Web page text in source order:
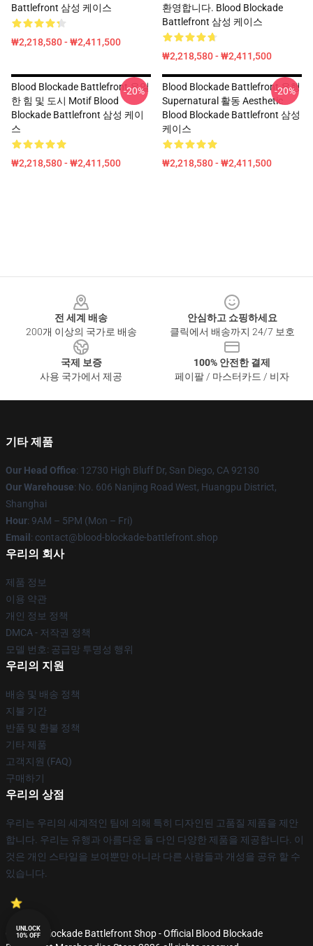
Battlefront 삼성 케이스
₩2,218,580 - ₩2,411,500
환영합니다. Blood Blockade
Battlefront 삼성 케이스
₩2,218,580 - ₩2,411,500
Blood Blockade Battlefront 유일
한 힘 및 도시 Motif Blood
Blockade Battlefront 삼성 케이
스
₩2,218,580 - ₩2,411,500
-20%
Blood Blockade Battlefront 유행
Supernatural 활동 Aesthetic
Blood Blockade Battlefront 삼성
케이스
₩2,218,580 - ₩2,411,500
-20%
전 세계 배송
200개 이상의 국가로 배송
안심하고 쇼핑하세요
클릭에서 배송까지 24/7 보호
국제 보증
사용 국가에서 제공
100% 안전한 결제
페이팔 / 마스터카드 / 비자
기타 제품
Our Head Office: 12730 High Bluff Dr, San Diego, CA 92130
Our Warehouse: No. 606 Nanjing Road West, Huangpu District,
Shanghai
Hour: 9AM – 5PM (Mon – Fri)
Email : contact@blood-blockade-battlefront.shop
우리의 회사
제품 정보
이용 약관
개인 정보 정책
DMCA - 저작권 정책
모델 번호: 공급망 투명성 행위
우리의 지원
배송 및 배송 정책
지불 기간
반품 및 환불 정책
기타 제품
고객지원 (FAQ)
구매하기
우리의 상점
우리는 우리의 세계적인 팀에 의해 특히 디자인된 고품질 제품을 제안
합니다. 우리는 유행과 아름다운 둘 다인 다양한 제품을 제공합니다. 이
것은 개인 스타일을 보여뿐만 아니라 다른 사람들과 개성을 공유 할 수
있습니다.
© Blood Blockade Battlefront Shop - Official Blood Blockade
UNLOCK
10% OFF